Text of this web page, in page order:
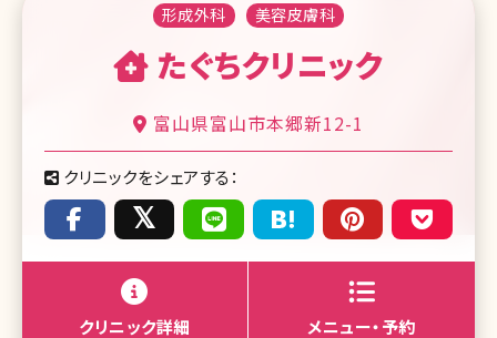
形成外科 美容皮膚科
たぐちクリニック
富山県富山市本郷新12-1
クリニックをシェアする：
クリニック詳細 メニュー・予約